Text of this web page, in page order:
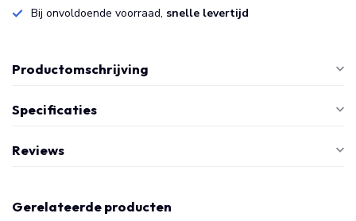
Bij onvoldoende voorraad, snelle levertijd
Productomschrijving
Specificaties
Reviews
Gerelateerde producten